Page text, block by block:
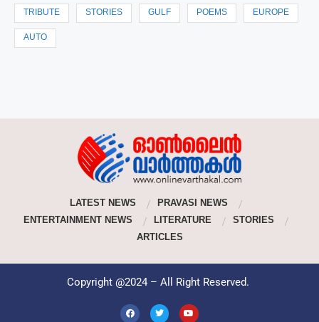
TRIBUTE STORIES GULF POEMS EUROPE
AUTO
LATEST NEWS
PRAVASI NEWS
ENTERTAINMENT NEWS
LITERATURE
STORIES
ARTICLES
Copyright @2024 – All Right Reserved.